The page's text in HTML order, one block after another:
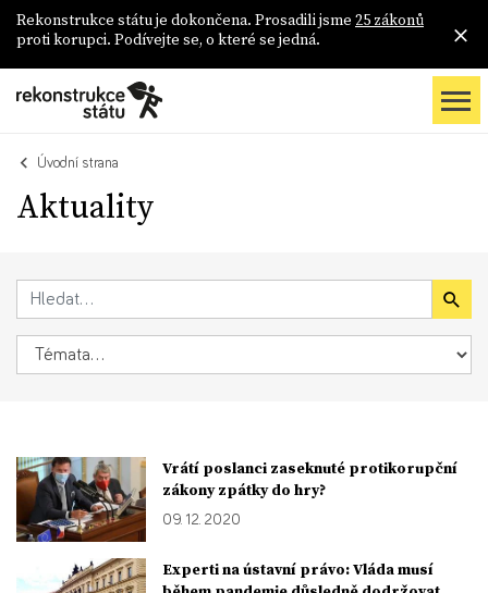
Rekonstrukce státu je dokončena. Prosadili jsme 25 zákonů
proti korupci. Podívejte se, o které se jedná.
Úvodní strana
Aktuality
Vrátí poslanci zaseknuté protikorupční
zákony zpátky do hry?
09. 12. 2020
Experti na ústavní právo: Vláda musí